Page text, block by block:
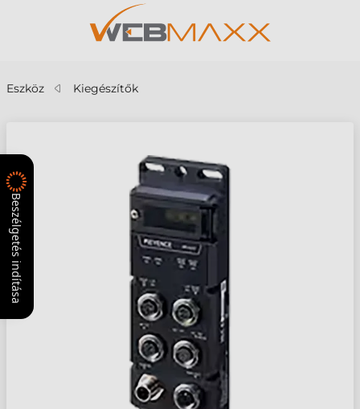
Eszköz Kiegészítők
Beszélgetés indítása